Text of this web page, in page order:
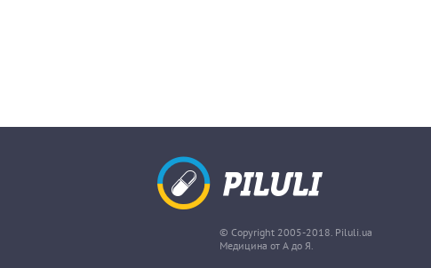
© Copyright 2005-2018. Piluli.ua
Медицина от А до Я.